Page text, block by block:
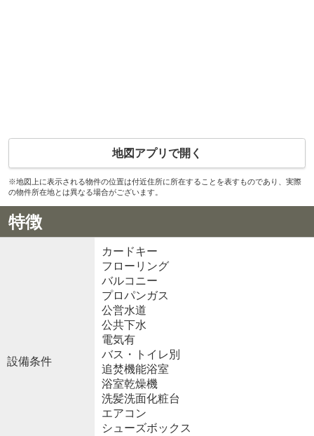
地図アプリで開く
※地図上に表示される物件の位置は付近住所に所在することを表すものであり、実際
の物件所在地とは異なる場合がございます。
特徴
設備条件
カードキー
フローリング
バルコニー
プロパンガス
公営水道
公共下水
電気有
バス・トイレ別
追焚機能浴室
浴室乾燥機
洗髪洗面化粧台
エアコン
シューズボックス